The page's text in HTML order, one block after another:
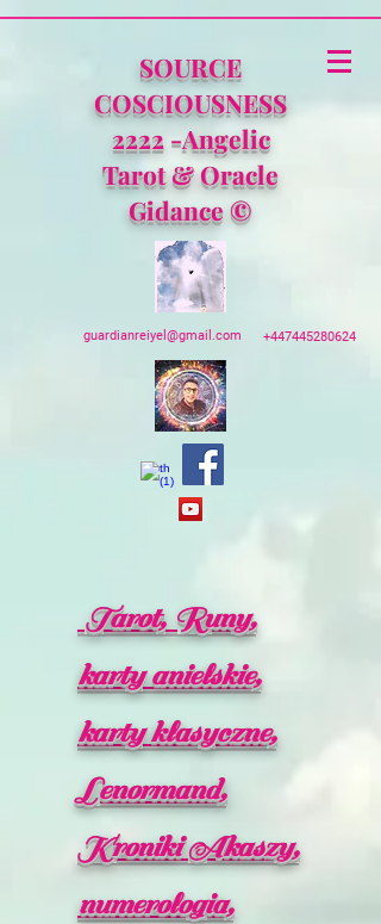
SOURCE
COSCIOUSNESS
2222 -Angelic
Tarot & Oracle
Gidance ©
guardianreiyel@gmail.com +447445280624
Tarot, Runy,
karty anielskie,
karty klasyczne,
Lenormand,
Kroniki Akaszy,
numerologia,